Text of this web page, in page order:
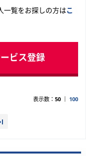
一覧をお探しの方はこ
ビス登録
表示数： 50 100